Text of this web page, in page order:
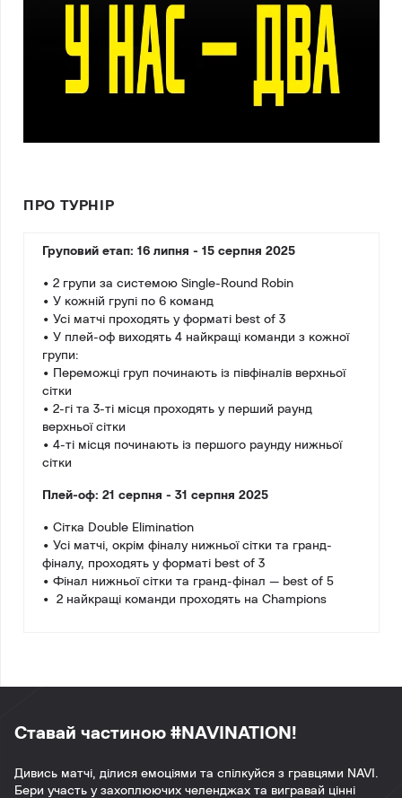
ПРО ТУРНІР
Груповий етап: 16 липня - 15 серпня 2025
• 2 групи за системою Single-Round Robin
• У кожній групі по 6 команд
• Усі матчі проходять у форматі best of 3
• У плей-оф виходять 4 найкращі команди з кожної
групи:
• Переможці груп починають із півфіналів верхньої
сітки
• 2-гі та 3-ті місця проходять у перший раунд
верхньої сітки
• 4-ті місця починають із першого раунду нижньої
сітки
Плей-оф: 21 серпня - 31 серпня 2025
• Сітка Double Elimination
• Усі матчі, окрім фіналу нижньої сітки та гранд-
фіналу, проходять у форматі best of 3
• Фінал нижньої сітки та гранд-фінал — best of 5
• 2 найкращі команди проходять на Champions
Ставай частиною #NAVINATION!
Дивись матчі, ділися емоціями та спілкуйся з гравцями NAVI.
Бери участь у захоплюючих челенджах та вигравай цінні